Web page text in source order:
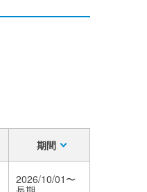
期間
2026/10/01〜